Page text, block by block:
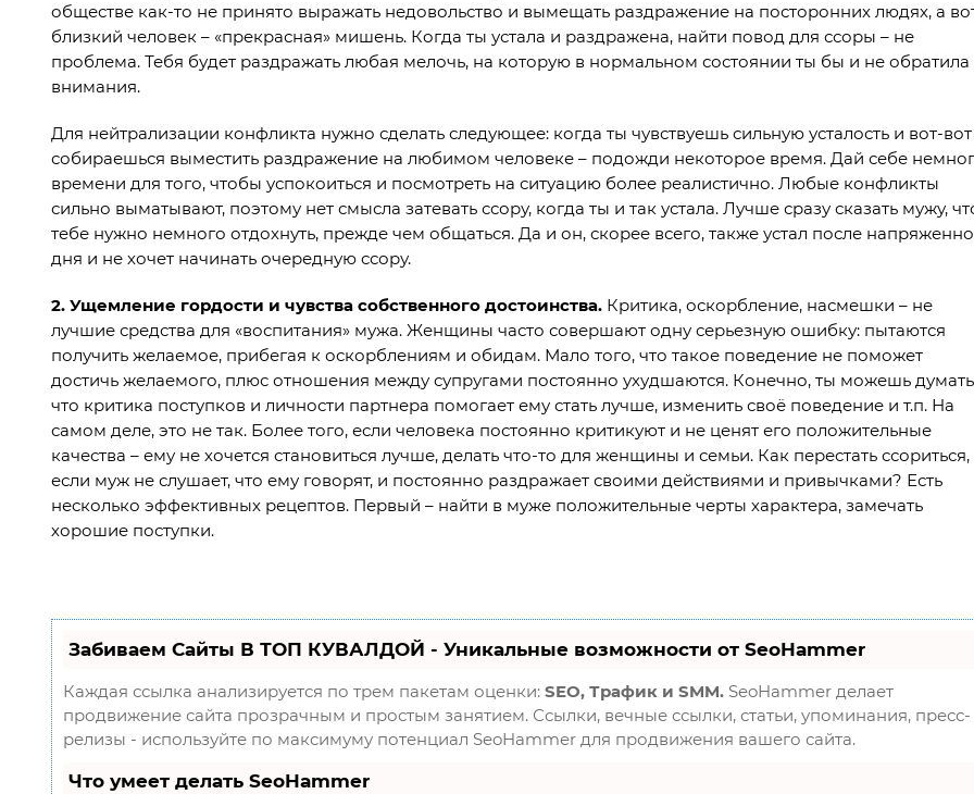
обществе как-то не принято выражать недовольство и вымещать раздражение на посторонних людях, а
близкий человек – «прекрасная» мишень. Когда ты устала и раздражена, найти повод для ссоры – не
проблема. Тебя будет раздражать любая мелочь, на которую в нормальном состоянии ты бы и не обратила
внимания.
Для нейтрализации конфликта нужно сделать следующее: когда ты чувствуешь сильную усталость и вот-вот
собираешься выместить раздражение на любимом человеке – подожди некоторое время. Дай себе
времени для того, чтобы успокоиться и посмотреть на ситуацию более реалистично. Любые конфликты
сильно выматывают, поэтому нет смысла затевать ссору, когда ты и так устала. Лучше сразу сказать мужу,
тебе нужно немного отдохнуть, прежде чем общаться. Да и он, скорее всего, также устал после
дня и не хочет начинать очередную ссору.
2. Ущемление гордости и чувства собственного достоинства. Критика, оскорбление, насмешки – не
лучшие средства для «воспитания» мужа. Женщины часто совершают одну серьезную ошибку: пытаются
получить желаемое, прибегая к оскорблениям и обидам. Мало того, что такое поведение не поможет
достичь желаемого, плюс отношения между супругами постоянно ухудшаются. Конечно, ты можешь
что критика поступков и личности партнера помогает ему стать лучше, изменить своё поведение и т.п. На
самом деле, это не так. Более того, если человека постоянно критикуют и не ценят его положительные
качества – ему не хочется становиться лучше, делать что-то для женщины и семьи. Как перестать ссориться,
если муж не слушает, что ему говорят, и постоянно раздражает своими действиями и привычками? Есть
несколько эффективных рецептов. Первый – найти в муже положительные черты характера, замечать
хорошие поступки.
Забиваем Сайты В ТОП КУВАЛДОЙ - Уникальные возможности от SeoHammer
Каждая ссылка анализируется по трем пакетам оценки: SEO, Трафик и SMM. SeoHammer делает
продвижение сайта прозрачным и простым занятием. Ссылки, вечные ссылки, статьи, упоминания, пресс-
релизы - используйте по максимуму потенциал SeoHammer для продвижения вашего сайта.
Что умеет делать SeoHammer